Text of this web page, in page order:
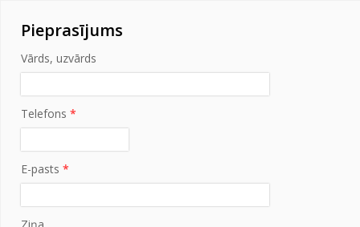
Pieprasījums
Vārds, uzvārds
Telefons *
E-pasts *